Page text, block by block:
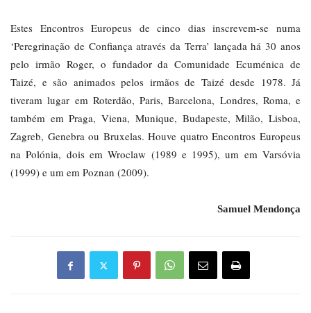
Estes Encontros Europeus de cinco dias inscrevem-se numa
‘Peregrinação de Confiança através da Terra’ lançada há 30 anos
pelo irmão Roger, o fundador da Comunidade Ecuménica de
Taizé, e são animados pelos irmãos de Taizé desde 1978. Já
tiveram lugar em Roterdão, Paris, Barcelona, Londres, Roma, e
também em Praga, Viena, Munique, Budapeste, Milão, Lisboa,
Zagreb, Genebra ou Bruxelas. Houve quatro Encontros Europeus
na Polónia, dois em Wroclaw (1989 e 1995), um em Varsóvia
(1999) e um em Poznan (2009).
Samuel Mendonça